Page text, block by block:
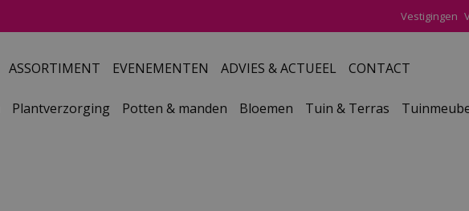
Vestigingen
ASSORTIMENT EVENEMENTEN ADVIES & ACTUEEL CONTACT
Plantverzorging Potten & manden Bloemen Tuin & Terras